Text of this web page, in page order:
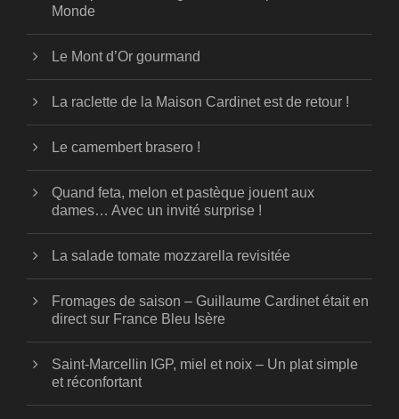
Monde
Le Mont d’Or gourmand
La raclette de la Maison Cardinet est de retour !
Le camembert brasero !
Quand feta, melon et pastèque jouent aux
dames… Avec un invité surprise !
La salade tomate mozzarella revisitée
Fromages de saison – Guillaume Cardinet était en
direct sur France Bleu Isère
Saint-Marcellin IGP, miel et noix – Un plat simple
et réconfortant